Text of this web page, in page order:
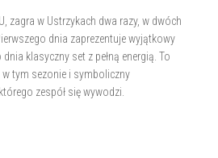
zagra w Ustrzykach dwa razy, w dwóch
dnia zaprezentuje wyjątkowy
klasyczny set z pełną energią. To
tym sezonie i symboliczny
zespół się wywodzi.